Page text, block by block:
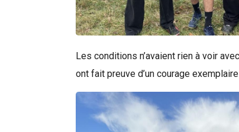
Les conditions n’avaient rien à voir
ont fait preuve d’un courage